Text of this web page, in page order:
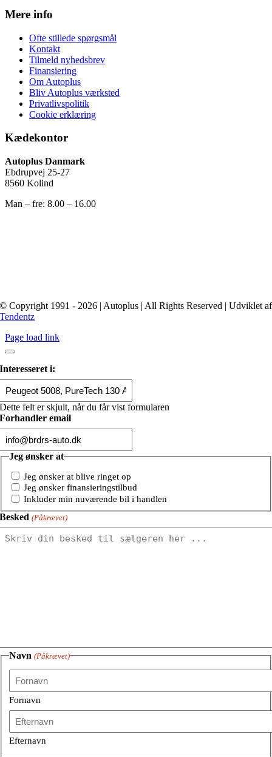
Mere info
Ofte stillede spørgsmål
Kontakt
Tilmeld nyhedsbrev
Finansiering
Om Autoplus
Bliv Autoplus værksted
Privatlivspolitik
Cookie erklæring
Kædekontor
Autoplus Danmark
Ebdrupvej 25-27
8560 Kolind
Man – fre: 8.00 – 16.00
© Copyright 1991 - 2026 | Autoplus | All Rights Reserved | Udviklet af
Tendentz
Page load link
Interesseret i:
Dette felt er skjult, når du får vist formularen
Forhandler email
Jeg ønsker at
Jeg ønsker at blive ringet op
Jeg ønsker finansieringstilbud
Inkluder min nuværende bil i handlen
Besked (Påkrævet)
Navn (Påkrævet)
Fornavn
Efternavn